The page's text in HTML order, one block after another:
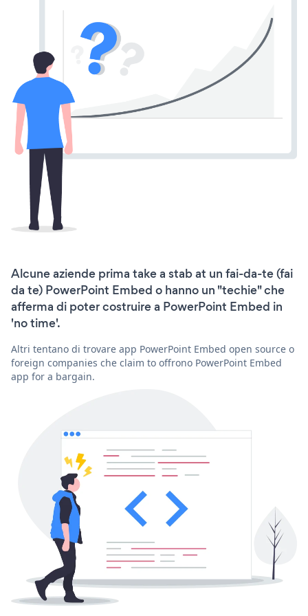
Alcune aziende prima take a stab at un fai-da-te (fai
da te) PowerPoint Embed o hanno un "techie" che
afferma di poter costruire a PowerPoint Embed in
'no time'.
Altri tentano di trovare app PowerPoint Embed open source o
foreign companies che claim to offrono PowerPoint Embed
app for a bargain.